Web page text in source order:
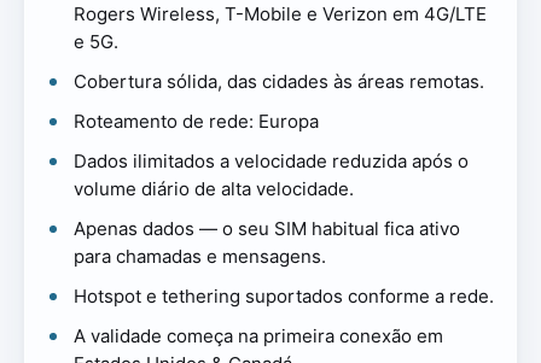
Rogers Wireless, T-Mobile e Verizon em 4G/LTE
e 5G.
Cobertura sólida, das cidades às áreas remotas.
Roteamento de rede: Europa
Dados ilimitados a velocidade reduzida após o
volume diário de alta velocidade.
Apenas dados — o seu SIM habitual fica ativo
para chamadas e mensagens.
Hotspot e tethering suportados conforme a rede.
A validade começa na primeira conexão em